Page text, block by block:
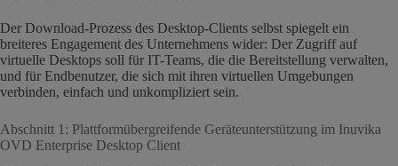
Der Download-Prozess des Desktop-Clients selbst spiegelt ein
breiteres Engagement des Unternehmens wider: Der Zugriff auf
virtuelle Desktops soll für IT-Teams, die die Bereitstellung verwalten,
und für Endbenutzer, die sich mit ihren virtuellen Umgebungen
verbinden, einfach und unkompliziert sein.
Abschnitt 1: Plattformübergreifende Geräteunterstützung im Inuvika
OVD Enterprise Desktop Client